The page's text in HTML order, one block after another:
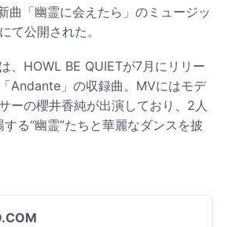
曲「幽霊に会えたら」のミュージッ
て公開された。
、HOWL BE QUIETが7月にリリー
Andante」の収録曲。MVにはモデ
ーの櫻井香純が出演しており、2人
る“幽霊”たちと華麗なダンスを披